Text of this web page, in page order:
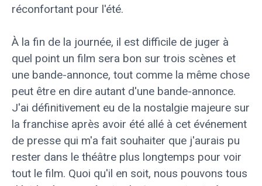
réconfortant pour l'été.
À la fin de la journée, il est difficile de juger à
quel point un film sera bon sur trois scènes et
une bande-annonce, tout comme la même chose
peut être en dire autant d'une bande-annonce.
J'ai définitivement eu de la nostalgie majeure sur
la franchise après avoir été allé à cet événement
de presse qui m'a fait souhaiter que j'aurais pu
rester dans le théâtre plus longtemps pour voir
tout le film. Quoi qu'il en soit, nous pouvons tous